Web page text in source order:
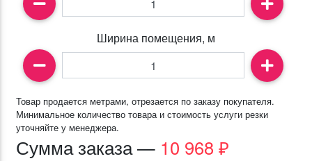
Ширина помещения, м
Товар продается метрами, отрезается по заказу покупателя.
Минимальное количество товара и стоимость услуги резки
уточняйте у менеджера.
Сумма заказа — 10 968 ₽